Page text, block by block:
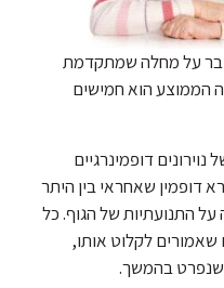
על מחלה שמתקדמת
הממוצע הוא חמישים
דופמינרגיים
דופמין שאחראי בין היתר
על התנועתיות של הגוף. כל
שאמורים לקלוט אותו,
שנפרט בהמשך.